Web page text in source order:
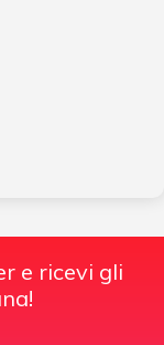
e ricevi gli